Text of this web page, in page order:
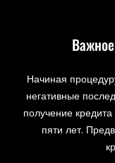
Начиная
негативные
получение
пяти лет.